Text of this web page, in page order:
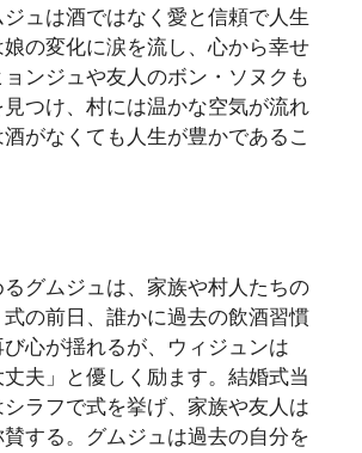
ュは酒ではなく愛と信頼で人生
の変化に涙を流し、心から幸せ
ンジュや友人のボン・ソヌクも
つけ、村には温かな空気が流れ
がなくても人生が豊かであるこ
グムジュは、家族や村人たちの
の前日、誰かに過去の飲酒習慣
心が揺れるが、ウィジュンは
丈夫」と優しく励ます。結婚式当
シラフで式を挙げ、家族や友人は
する。グムジュは過去の自分を